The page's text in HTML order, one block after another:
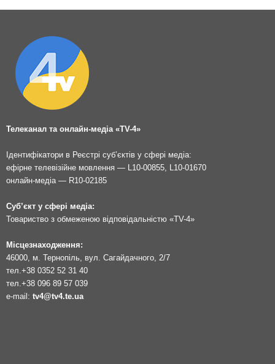
Телеканал та онлайн-медіа «TV-4»
Ідентифікатори в Реєстрі суб’єктів у сфері медіа:
ефірне телевізійне мовлення — L10-00855, L10-01670
онлайн-медіа — R10-02185
Суб’єкт у сфері медіа:
Товариство з обмеженою відповідальністю «TV-4»
Місцезнаходження:
46000, м. Тернопіль, вул. Сагайдачного, 2/7
тел. +38 0352 52 31 40
тел. +38 096 89 57 039
e-mail: tv4@tv4.te.ua